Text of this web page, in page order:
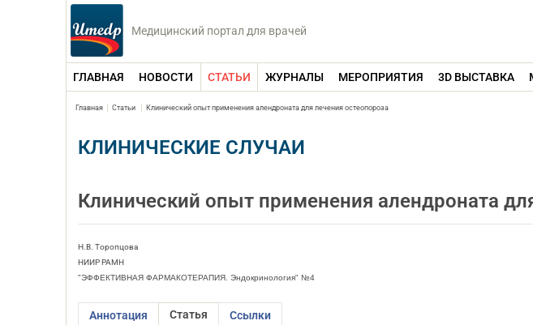
Медицинский портал для врачей
ГЛАВНАЯ НОВОСТИ СТАТЬИ ЖУРНАЛЫ МЕРОПРИЯТИЯ 3D ВЫСТАВКА
Главная Статьи Клинический опыт применения алендроната для лечения остеопороза
КЛИНИЧЕСКИЕ СЛУЧАИ
Клинический опыт применения алендроната
Н.В. Торопцова
НИИР РАМН
"ЭФФЕКТИВНАЯ ФАРМАКОТЕРАПИЯ. Эндокринология" №4
Аннотация Статья Ссылки